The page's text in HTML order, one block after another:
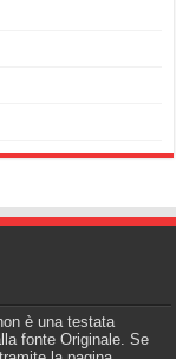
è una testata
fonte Originale. Se